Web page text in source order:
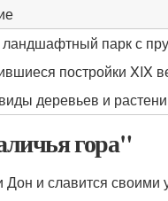
парк с
постройки XIX
деревьев и
гора"
Дон и славится